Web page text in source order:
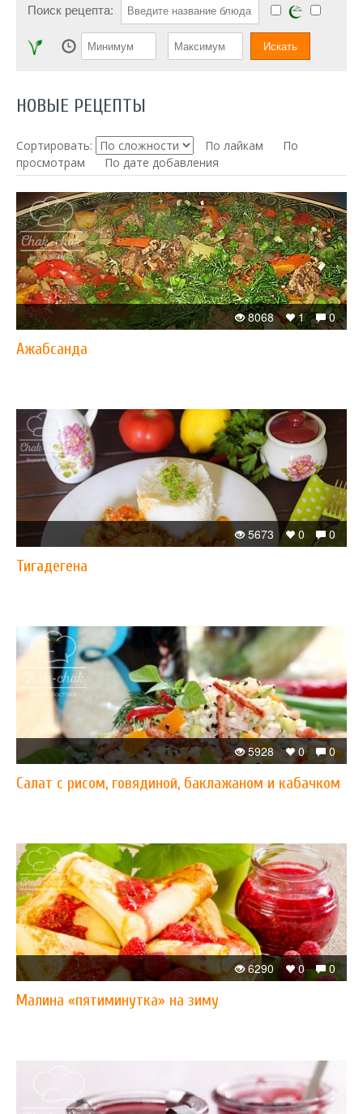
Поиск рецепта:
НОВЫЕ РЕЦЕПТЫ
Сортировать: По лайкам
По
просмотрам
По дате добавления
0
1
8068
Ажабсанда
0
0
5673
Тигадегена
0
0
5928
Салат с рисом, говядиной, баклажаном и кабачком
0
0
6290
Малина «пятиминутка» на зиму